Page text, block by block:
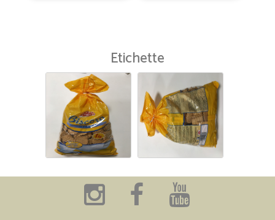
Etichette